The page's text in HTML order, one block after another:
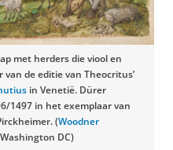
met herders die viool en
de editie van Theocritus’
in Venetië. Dürer
1497 in het exemplaar van
(Woodner
DC)